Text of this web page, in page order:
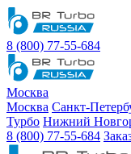
8 (800) 77-55-684
Москва
Москва Санкт-
Турбо Нижний
8 (800) 77-55-684